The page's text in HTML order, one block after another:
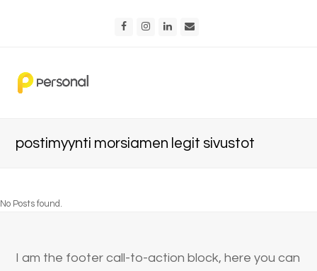
FacebookInstagram
LinkedIn
postimyynti morsiamen legit sivustot
No Posts found.
I am the footer call-to-action block, here you can